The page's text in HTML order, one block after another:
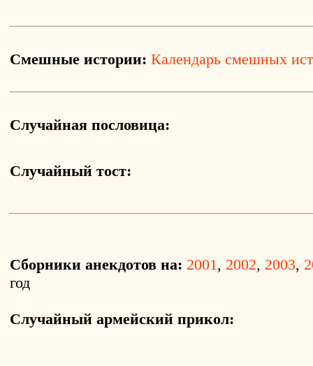
Смешные истории: Календарь смешных
Случайная пословица:
Случайный тост:
Сборники анекдотов на: 2001, 2002, 2003,
год
Случайный армейский прикол: